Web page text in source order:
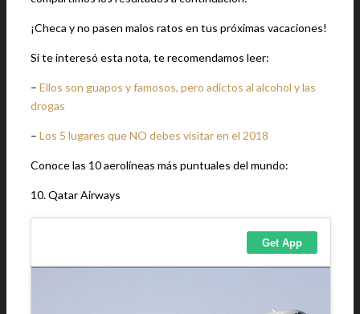
¡Checa y no pasen malos ratos en tus próximas vacaciones!
Si te interesó esta nota, te recomendamos leer:
– Ellos son guapos y famosos, pero adictos al alcohol y las
drogas
– Los 5 lugares que NO debes visitar en el 2018
Conoce las 10 aerolíneas más puntuales del mundo:
10. Qatar Airways